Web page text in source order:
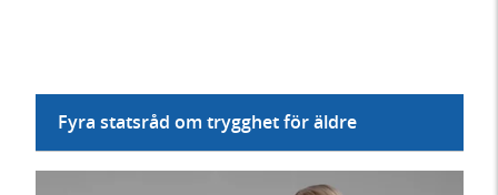
Fyra statsråd om trygghet för äldre